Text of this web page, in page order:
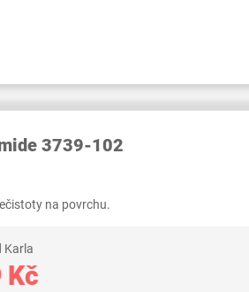
3739-102
na povrchu.
Karla
Kč